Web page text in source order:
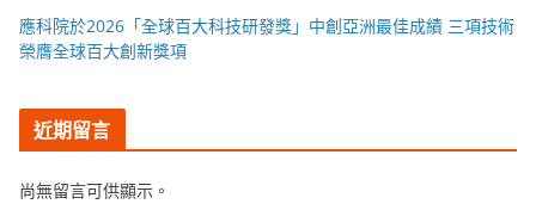
應科院於2026「全球百大科技研發獎」中創亞洲最佳成績 三項技術
榮膺全球百大創新獎項
近期留言
尚無留言可供顯示。